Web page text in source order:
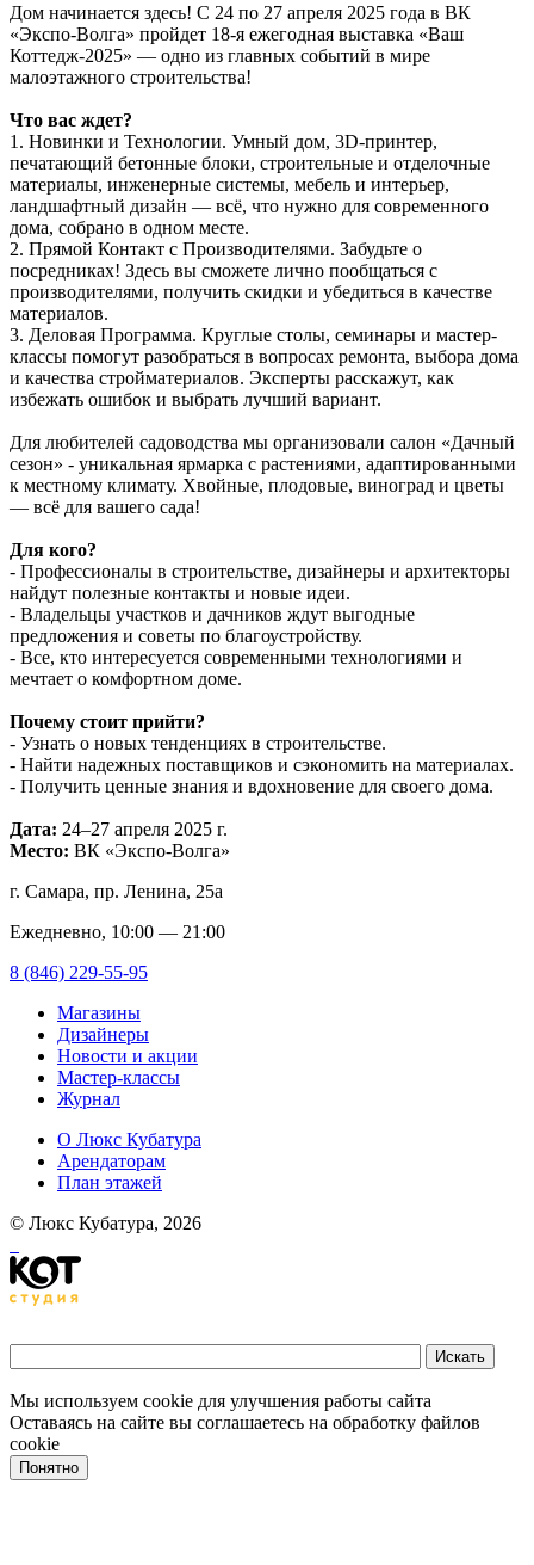
Дом начинается здесь! С 24 по 27 апреля 2025 года в ВК
«Экспо-Волга» пройдет 18-я ежегодная выставка «Ваш
Коттедж-2025» — одно из главных событий в мире
малоэтажного строительства!
Что вас ждет?
1. Новинки и Технологии. Умный дом, 3D-принтер,
печатающий бетонные блоки, строительные и отделочные
материалы, инженерные системы, мебель и интерьер,
ландшафтный дизайн — всё, что нужно для современного
дома, собрано в одном месте.
2. Прямой Контакт с Производителями. Забудьте о
посредниках! Здесь вы сможете лично пообщаться с
производителями, получить скидки и убедиться в качестве
материалов.
3. Деловая Программа. Круглые столы, семинары и мастер-
классы помогут разобраться в вопросах ремонта, выбора дома
и качества стройматериалов. Эксперты расскажут, как
избежать ошибок и выбрать лучший вариант.
Для любителей садоводства мы организовали салон «Дачный
сезон» - уникальная ярмарка с растениями, адаптированными
к местному климату. Хвойные, плодовые, виноград и цветы
— всё для вашего сада!
Для кого?
- Профессионалы в строительстве, дизайнеры и архитекторы
найдут полезные контакты и новые идеи.
- Владельцы участков и дачников ждут выгодные
предложения и советы по благоустройству.
- Все, кто интересуется современными технологиями и
мечтает о комфортном доме.
Почему стоит прийти?
- Узнать о новых тенденциях в строительстве.
- Найти надежных поставщиков и сэкономить на материалах.
- Получить ценные знания и вдохновение для своего дома.
Дата: 24–27 апреля 2025 г.
Место: ВК «Экспо-Волга»
г. Самара, пр. Ленина, 25а
Ежедневно, 10:00 — 21:00
8 (846) 229-55-95
Магазины
Дизайнеры
Новости и акции
Мастер-классы
Журнал
О Люкс Кубатура
Арендаторам
План этажей
© Люкс Кубатура, 2026
Мы используем cookie для улучшения работы сайта
Оставаясь на сайте вы соглашаетесь на обработку файлов
cookie
Понятно